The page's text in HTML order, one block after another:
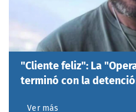
"Cliente feliz": La
terminó con la
Ver más